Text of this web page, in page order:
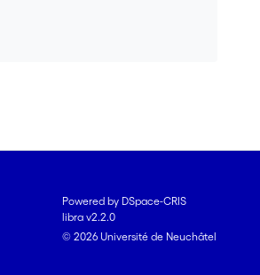
Powered by DSpace-CRIS
libra v2.2.0
© 2026 Université de Neuchâtel